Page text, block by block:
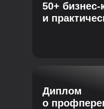
Диплом
о
50+ бизнес-
и